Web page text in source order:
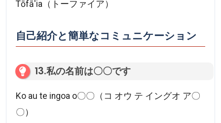
Tōfā'ia（トーファイア）
自己紹介と簡単なコミュニケーション
13.私の名前は〇〇です
Ko au te ingoa o〇〇（コ オウ テ イングオ ア〇
〇）